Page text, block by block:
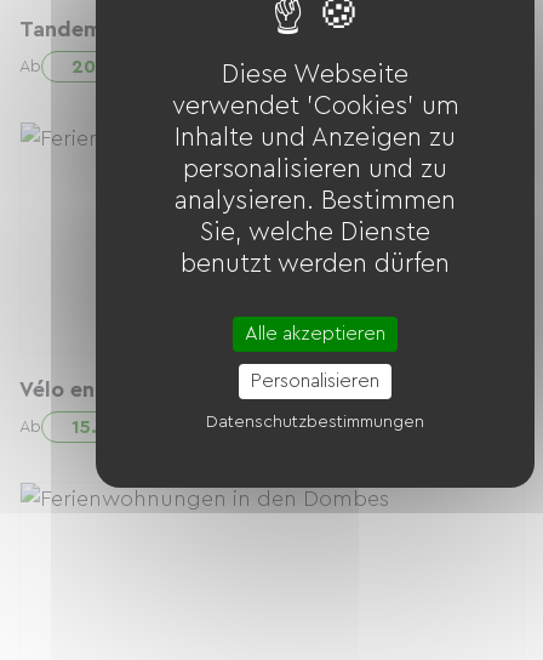
Tandem compact
Ab 20.00 € / Tag
Vélo enfant 24" (~1m35 à 1m60)
Ab 15.00 € / Tag
Diese Webseite
verwendet 'Cookies' um
Inhalte und Anzeigen zu
personalisieren und zu
analysieren. Bestimmen
Sie, welche Dienste
benutzt werden dürfen
Alle akzeptieren
Personalisieren
Datenschutzbestimmungen